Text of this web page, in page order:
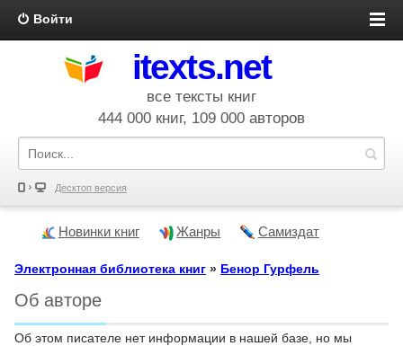
Войти
itexts.net
все тексты книг
444 000 книг, 109 000 авторов
Десктоп версия
Новинки книг Жанры Самиздат
Электронная библиотека книг » Бенор Гурфель
Об авторе
Об этом писателе нет информации в нашей базе, но мы